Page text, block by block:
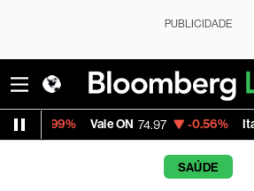
PUBLICIDADE
Vale ON 74.97 -0.56% Itaú PN 40.75
SAÚDE